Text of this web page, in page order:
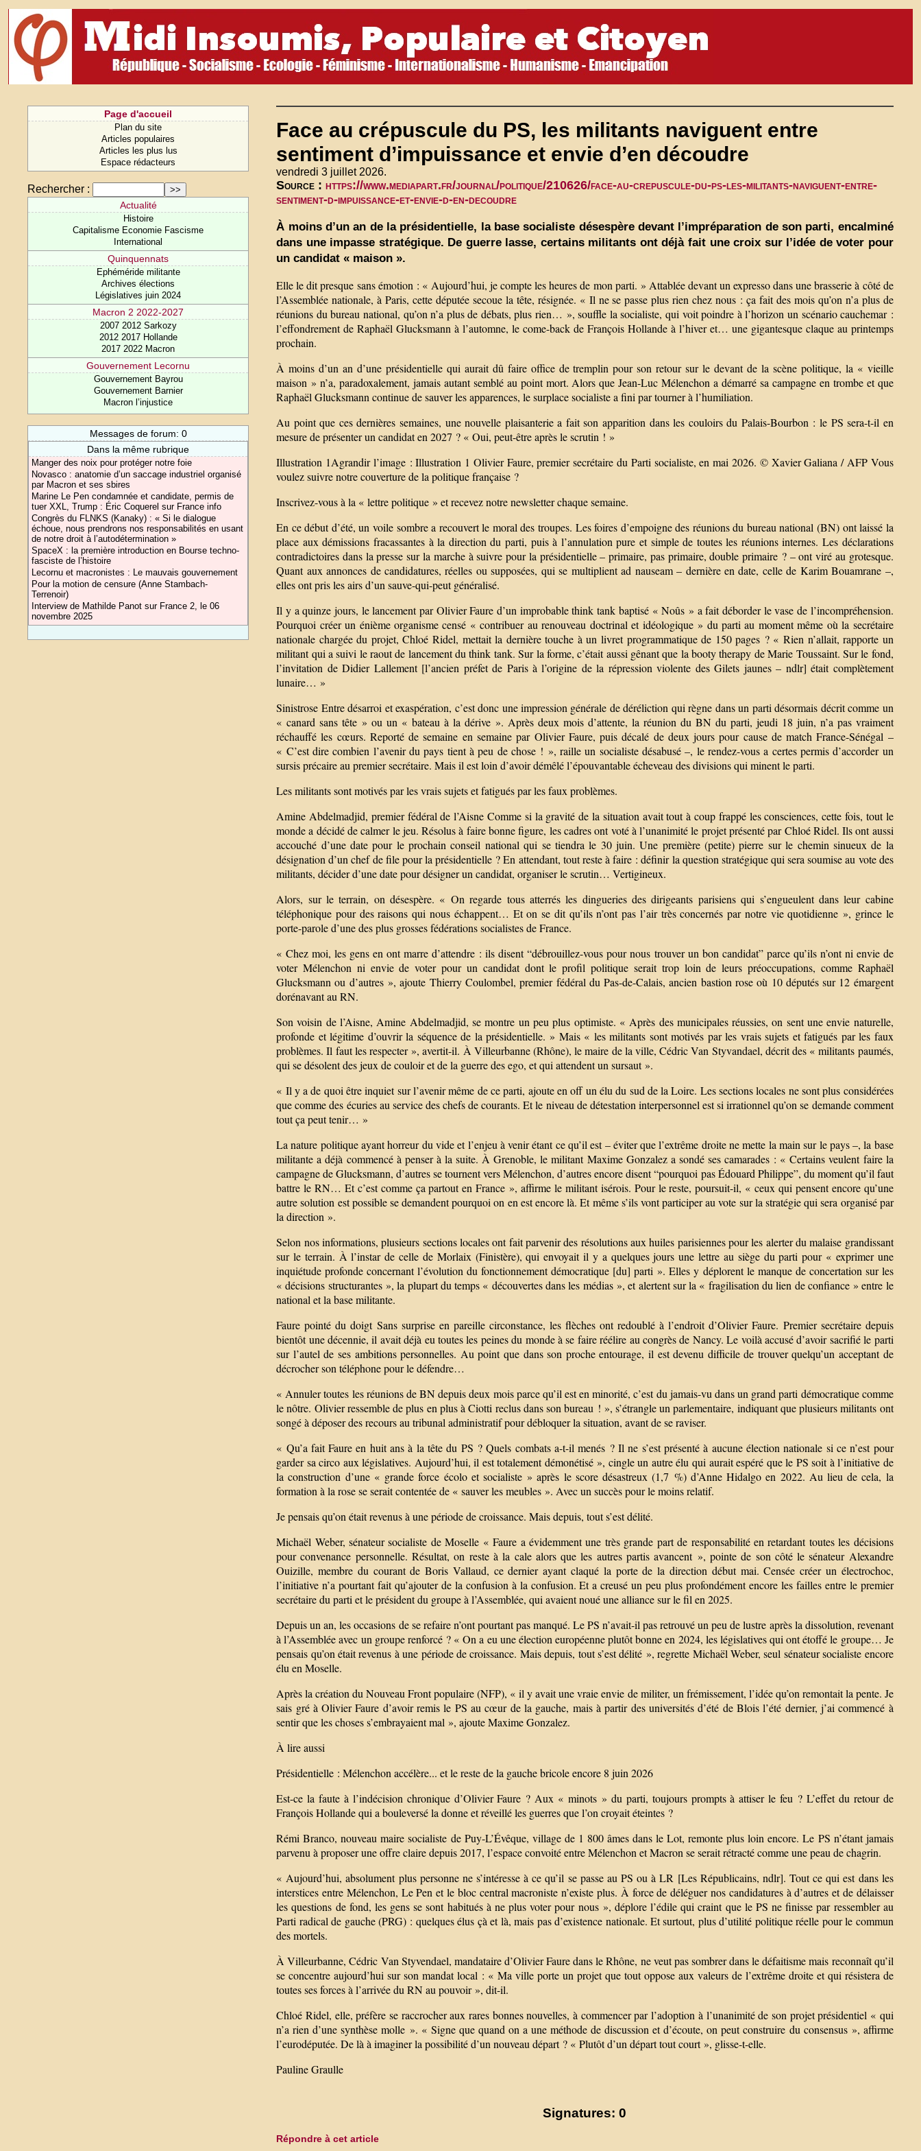
Page d'accueil
Plan du site
Articles populaires
Articles les plus lus
Espace rédacteurs
Rechercher :
Actualité
Histoire
Capitalisme Economie Fascisme
International
Quinquennats
Ephéméride militante
Archives élections
Législatives juin 2024
Macron 2 2022-2027
2007 2012 Sarkozy
2012 2017 Hollande
2017 2022 Macron
Gouvernement Lecornu
Gouvernement Bayrou
Gouvernement Barnier
Macron l’injustice
Messages de forum: 0
Dans la même rubrique
Manger des noix pour protéger notre foie
Novasco : anatomie d’un saccage industriel organisé
par Macron et ses sbires
Marine Le Pen condamnée et candidate, permis de
tuer XXL, Trump : Éric Coquerel sur France info
Congrès du FLNKS (Kanaky) : « Si le dialogue
échoue, nous prendrons nos responsabilités en usant
de notre droit à l’autodétermination »
SpaceX : la première introduction en Bourse techno-
fasciste de l’histoire
Lecornu et macronistes : Le mauvais gouvernement
Pour la motion de censure (Anne Stambach-
Terrenoir)
Interview de Mathilde Panot sur France 2, le 06
novembre 2025
Face au crépuscule du PS, les militants naviguent entre
sentiment d’impuissance et envie d’en découdre
vendredi 3 juillet 2026.
Source :https://www.mediapart.fr/journal/politique/210626/face-au-crepuscule-du-ps-les-militants-naviguent-entre-
sentiment-d-impuissance-et-envie-d-en-decoudre
À moins d’un an de la présidentielle, la base socialiste désespère devant l’impréparation de son parti, encalminé
dans une impasse stratégique. De guerre lasse, certains militants ont déjà fait une croix sur l’idée de voter pour
un candidat « maison ».
Elle le dit presque sans émotion : « Aujourd’hui, je compte les heures de mon parti. » Attablée devant un expresso dans une brasserie à côté de
l’Assemblée nationale, à Paris, cette députée secoue la tête, résignée. « Il ne se passe plus rien chez nous : ça fait des mois qu’on n’a plus de
réunions du bureau national, qu’on n’a plus de débats, plus rien… », souffle la socialiste, qui voit poindre à l’horizon un scénario cauchemar :
l’effondrement de Raphaël Glucksmann à l’automne, le come-back de François Hollande à l’hiver et… une gigantesque claque au printemps
prochain.
À moins d’un an d’une présidentielle qui aurait dû faire office de tremplin pour son retour sur le devant de la scène politique, la « vieille
maison » n’a, paradoxalement, jamais autant semblé au point mort. Alors que Jean-Luc Mélenchon a démarré sa campagne en trombe et que
Raphaël Glucksmann continue de sauver les apparences, le surplace socialiste a fini par tourner à l’humiliation.
Au point que ces dernières semaines, une nouvelle plaisanterie a fait son apparition dans les couloirs du Palais-Bourbon : le PS sera-t-il en
mesure de présenter un candidat en 2027 ? « Oui, peut-être après le scrutin ! »
Illustration 1Agrandir l’image : Illustration 1 Olivier Faure, premier secrétaire du Parti socialiste, en mai 2026. © Xavier Galiana / AFP Vous
voulez suivre notre couverture de la politique française ?
Inscrivez-vous à la « lettre politique » et recevez notre newsletter chaque semaine.
En ce début d’été, un voile sombre a recouvert le moral des troupes. Les foires d’empoigne des réunions du bureau national (BN) ont laissé la
place aux démissions fracassantes à la direction du parti, puis à l’annulation pure et simple de toutes les réunions internes. Les déclarations
contradictoires dans la presse sur la marche à suivre pour la présidentielle – primaire, pas primaire, double primaire ? – ont viré au grotesque.
Quant aux annonces de candidatures, réelles ou supposées, qui se multiplient ad nauseam – dernière en date, celle de Karim Bouamrane –,
elles ont pris les airs d’un sauve-qui-peut généralisé.
Il y a quinze jours, le lancement par Olivier Faure d’un improbable think tank baptisé « Noûs » a fait déborder le vase de l’incompréhension.
Pourquoi créer un énième organisme censé « contribuer au renouveau doctrinal et idéologique » du parti au moment même où la secrétaire
nationale chargée du projet, Chloé Ridel, mettait la dernière touche à un livret programmatique de 150 pages ? « Rien n’allait, rapporte un
militant qui a suivi le raout de lancement du think tank. Sur la forme, c’était aussi gênant que la booty therapy de Marie Toussaint. Sur le fond,
l’invitation de Didier Lallement [l’ancien préfet de Paris à l’origine de la répression violente des Gilets jaunes – ndlr] était complètement
lunaire… »
Sinistrose Entre désarroi et exaspération, c’est donc une impression générale de déréliction qui règne dans un parti désormais décrit comme un
« canard sans tête » ou un « bateau à la dérive ». Après deux mois d’attente, la réunion du BN du parti, jeudi 18 juin, n’a pas vraiment
réchauffé les cœurs. Reporté de semaine en semaine par Olivier Faure, puis décalé de deux jours pour cause de match France-Sénégal –
« C’est dire combien l’avenir du pays tient à peu de chose ! », raille un socialiste désabusé –, le rendez-vous a certes permis d’accorder un
sursis précaire au premier secrétaire. Mais il est loin d’avoir démêlé l’épouvantable écheveau des divisions qui minent le parti.
Les militants sont motivés par les vrais sujets et fatigués par les faux problèmes.
Amine Abdelmadjid, premier fédéral de l’Aisne Comme si la gravité de la situation avait tout à coup frappé les consciences, cette fois, tout le
monde a décidé de calmer le jeu. Résolus à faire bonne figure, les cadres ont voté à l’unanimité le projet présenté par Chloé Ridel. Ils ont aussi
accouché d’une date pour le prochain conseil national qui se tiendra le 30 juin. Une première (petite) pierre sur le chemin sinueux de la
désignation d’un chef de file pour la présidentielle ? En attendant, tout reste à faire : définir la question stratégique qui sera soumise au vote des
militants, décider d’une date pour désigner un candidat, organiser le scrutin… Vertigineux.
Alors, sur le terrain, on désespère. « On regarde tous atterrés les dingueries des dirigeants parisiens qui s’engueulent dans leur cabine
téléphonique pour des raisons qui nous échappent… Et on se dit qu’ils n’ont pas l’air très concernés par notre vie quotidienne », grince le
porte-parole d’une des plus grosses fédérations socialistes de France.
« Chez moi, les gens en ont marre d’attendre : ils disent “débrouillez-vous pour nous trouver un bon candidat” parce qu’ils n’ont ni envie de
voter Mélenchon ni envie de voter pour un candidat dont le profil politique serait trop loin de leurs préoccupations, comme Raphaël
Glucksmann ou d’autres », ajoute Thierry Coulombel, premier fédéral du Pas-de-Calais, ancien bastion rose où 10 députés sur 12 émargent
dorénavant au RN.
Son voisin de l’Aisne, Amine Abdelmadjid, se montre un peu plus optimiste. « Après des municipales réussies, on sent une envie naturelle,
profonde et légitime d’ouvrir la séquence de la présidentielle. » Mais « les militants sont motivés par les vrais sujets et fatigués par les faux
problèmes. Il faut les respecter », avertit-il. À Villeurbanne (Rhône), le maire de la ville, Cédric Van Styvandael, décrit des « militants paumés,
qui se désolent des jeux de couloir et de la guerre des ego, et qui attendent un sursaut ».
« Il y a de quoi être inquiet sur l’avenir même de ce parti, ajoute en off un élu du sud de la Loire. Les sections locales ne sont plus considérées
que comme des écuries au service des chefs de courants. Et le niveau de détestation interpersonnel est si irrationnel qu’on se demande comment
tout ça peut tenir… »
La nature politique ayant horreur du vide et l’enjeu à venir étant ce qu’il est – éviter que l’extrême droite ne mette la main sur le pays –, la base
militante a déjà commencé à penser à la suite. À Grenoble, le militant Maxime Gonzalez a sondé ses camarades : « Certains veulent faire la
campagne de Glucksmann, d’autres se tournent vers Mélenchon, d’autres encore disent “pourquoi pas Édouard Philippe”, du moment qu’il faut
battre le RN… Et c’est comme ça partout en France », affirme le militant isérois. Pour le reste, poursuit-il, « ceux qui pensent encore qu’une
autre solution est possible se demandent pourquoi on en est encore là. Et même s’ils vont participer au vote sur la stratégie qui sera organisé par
la direction ».
Selon nos informations, plusieurs sections locales ont fait parvenir des résolutions aux huiles parisiennes pour les alerter du malaise grandissant
sur le terrain. À l’instar de celle de Morlaix (Finistère), qui envoyait il y a quelques jours une lettre au siège du parti pour « exprimer une
inquiétude profonde concernant l’évolution du fonctionnement démocratique [du] parti ». Elles y déplorent le manque de concertation sur les
« décisions structurantes », la plupart du temps « découvertes dans les médias », et alertent sur la « fragilisation du lien de confiance » entre le
national et la base militante.
Faure pointé du doigt Sans surprise en pareille circonstance, les flèches ont redoublé à l’endroit d’Olivier Faure. Premier secrétaire depuis
bientôt une décennie, il avait déjà eu toutes les peines du monde à se faire réélire au congrès de Nancy. Le voilà accusé d’avoir sacrifié le parti
sur l’autel de ses ambitions personnelles. Au point que dans son proche entourage, il est devenu difficile de trouver quelqu’un acceptant de
décrocher son téléphone pour le défendre…
« Annuler toutes les réunions de BN depuis deux mois parce qu’il est en minorité, c’est du jamais-vu dans un grand parti démocratique comme
le nôtre. Olivier ressemble de plus en plus à Ciotti reclus dans son bureau ! », s’étrangle un parlementaire, indiquant que plusieurs militants ont
songé à déposer des recours au tribunal administratif pour débloquer la situation, avant de se raviser.
« Qu’a fait Faure en huit ans à la tête du PS ? Quels combats a-t-il menés ? Il ne s’est présenté à aucune élection nationale si ce n’est pour
garder sa circo aux législatives. Aujourd’hui, il est totalement démonétisé », cingle un autre élu qui aurait espéré que le PS soit à l’initiative de
la construction d’une « grande force écolo et socialiste » après le score désastreux (1,7 %) d’Anne Hidalgo en 2022. Au lieu de cela, la
formation à la rose se serait contentée de « sauver les meubles ». Avec un succès pour le moins relatif.
Je pensais qu’on était revenus à une période de croissance. Mais depuis, tout s’est délité.
Michaël Weber, sénateur socialiste de Moselle « Faure a évidemment une très grande part de responsabilité en retardant toutes les décisions
pour convenance personnelle. Résultat, on reste à la cale alors que les autres partis avancent », pointe de son côté le sénateur Alexandre
Ouizille, membre du courant de Boris Vallaud, ce dernier ayant claqué la porte de la direction début mai. Censée créer un électrochoc,
l’initiative n’a pourtant fait qu’ajouter de la confusion à la confusion. Et a creusé un peu plus profondément encore les failles entre le premier
secrétaire du parti et le président du groupe à l’Assemblée, qui avaient noué une alliance sur le fil en 2025.
Depuis un an, les occasions de se refaire n’ont pourtant pas manqué. Le PS n’avait-il pas retrouvé un peu de lustre après la dissolution, revenant
à l’Assemblée avec un groupe renforcé ? « On a eu une élection européenne plutôt bonne en 2024, les législatives qui ont étoffé le groupe… Je
pensais qu’on était revenus à une période de croissance. Mais depuis, tout s’est délité », regrette Michaël Weber, seul sénateur socialiste encore
élu en Moselle.
Après la création du Nouveau Front populaire (NFP), « il y avait une vraie envie de militer, un frémissement, l’idée qu’on remontait la pente. Je
sais gré à Olivier Faure d’avoir remis le PS au cœur de la gauche, mais à partir des universités d’été de Blois l’été dernier, j’ai commencé à
sentir que les choses s’embrayaient mal », ajoute Maxime Gonzalez.
À lire aussi
Présidentielle : Mélenchon accélère... et le reste de la gauche bricole encore 8 juin 2026
Est-ce la faute à l’indécision chronique d’Olivier Faure ? Aux « minots » du parti, toujours prompts à attiser le feu ? L’effet du retour de
François Hollande qui a bouleversé la donne et réveillé les guerres que l’on croyait éteintes ?
Rémi Branco, nouveau maire socialiste de Puy-L’Évêque, village de 1 800 âmes dans le Lot, remonte plus loin encore. Le PS n’étant jamais
parvenu à proposer une offre claire depuis 2017, l’espace convoité entre Mélenchon et Macron se serait rétracté comme une peau de chagrin.
« Aujourd’hui, absolument plus personne ne s’intéresse à ce qu’il se passe au PS ou à LR [Les Républicains, ndlr]. Tout ce qui est dans les
interstices entre Mélenchon, Le Pen et le bloc central macroniste n’existe plus. À force de déléguer nos candidatures à d’autres et de délaisser
les questions de fond, les gens se sont habitués à ne plus voter pour nous », déplore l’édile qui craint que le PS ne finisse par ressembler au
Parti radical de gauche (PRG) : quelques élus çà et là, mais pas d’existence nationale. Et surtout, plus d’utilité politique réelle pour le commun
des mortels.
À Villeurbanne, Cédric Van Styvendael, mandataire d’Olivier Faure dans le Rhône, ne veut pas sombrer dans le défaitisme mais reconnaît qu’il
se concentre aujourd’hui sur son mandat local : « Ma ville porte un projet que tout oppose aux valeurs de l’extrême droite et qui résistera de
toutes ses forces à l’arrivée du RN au pouvoir », dit-il.
Chloé Ridel, elle, préfère se raccrocher aux rares bonnes nouvelles, à commencer par l’adoption à l’unanimité de son projet présidentiel « qui
n’a rien d’une synthèse molle ». « Signe que quand on a une méthode de discussion et d’écoute, on peut construire du consensus », affirme
l’eurodéputée. De là à imaginer la possibilité d’un nouveau départ ? « Plutôt d’un départ tout court », glisse-t-elle.
Pauline Graulle
Signatures: 0
Répondre à cet article